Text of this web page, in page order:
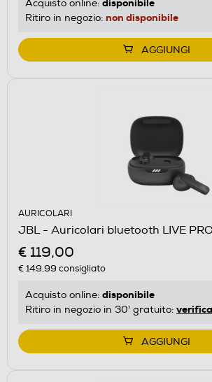
Acquisto online: disponibile
Ritiro in negozio: non disponibile
AGGIUNGI
AURICOLARI
JBL - Auricolari bluetooth LIVE
€ 119,00
€ 149,99 consigliato
Acquisto online: disponibile
Ritiro in negozio in 30' gratuito: verifica
AGGIUNGI